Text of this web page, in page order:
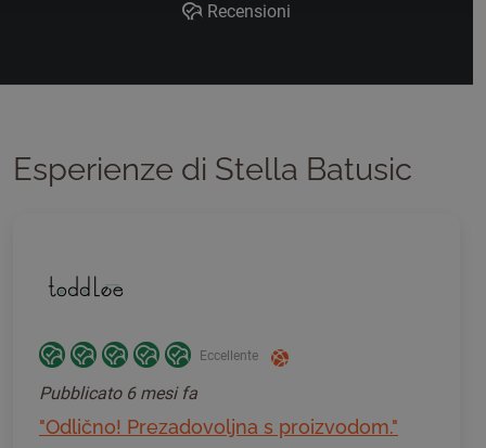
Recensioni
Esperienze di Stella Batusic
Eccellente
Pubblicato 6 mesi fa
"Odlično! Prezadovoljna s proizvodom."